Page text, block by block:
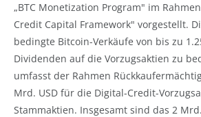
„BTC Monetization Program" im
Credit Capital Framework" vorgestellt.
bedingte Bitcoin-Verkäufe von bis zu
Dividenden auf die Vorzugsaktien zu
umfasst der Rahmen
Mrd. USD für die Digital-Credit-
Stammaktien. Insgesamt sind das 2